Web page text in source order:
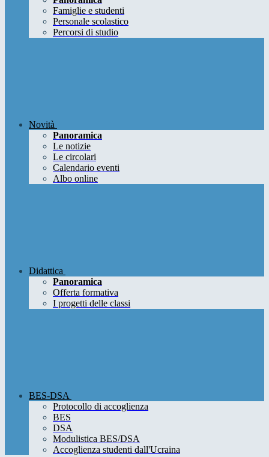
Famiglie e studenti
Personale scolastico
Percorsi di studio
Novità
Panoramica
Le notizie
Le circolari
Calendario eventi
Albo online
Didattica
Panoramica
Offerta formativa
I progetti delle classi
BES-DSA
Protocollo di accoglienza
BES
DSA
Modulistica BES/DSA
Accoglienza studenti dall'Ucraina